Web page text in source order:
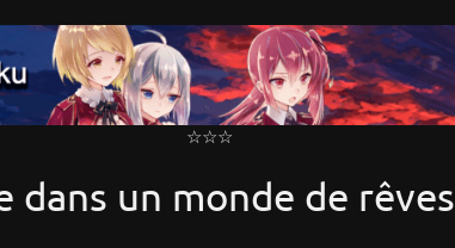
☆☆☆
dans un monde de rêves